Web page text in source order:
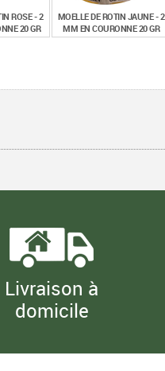
ROSE - 2
20 GR
MOELLE DE ROTIN JAUNE - 2
MM EN COURONNE 20 GR
DE 500 G
Livraison à
domicile